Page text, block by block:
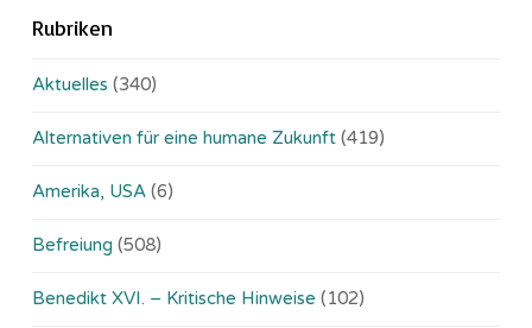
Rubriken
Aktuelles (340)
Alternativen für eine humane Zukunft (419)
Amerika, USA (6)
Befreiung (508)
Benedikt XVI. – Kritische Hinweise (102)